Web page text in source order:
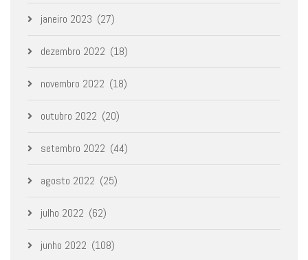
janeiro 2023 (27)
dezembro 2022 (18)
novembro 2022 (18)
outubro 2022 (20)
setembro 2022 (44)
agosto 2022 (25)
julho 2022 (62)
junho 2022 (108)